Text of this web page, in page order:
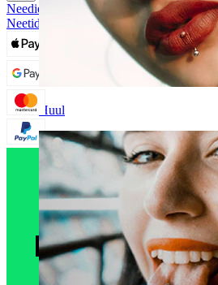
Huul
Neediehete Tüübid Neediehete Materjalid
Neetidega ja Järelhooldus